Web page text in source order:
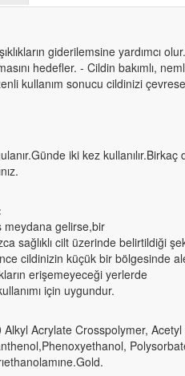
giderilemsine yardımcı
hedefler. - Cildin bakımlı,
kullanım sonucu cildinizi
iki kez
meydana gelirse,bir
sağlıklı cilt üzerinde belirtildiği
cildinizin küçük bir bölgesinde
erişemeyeceği yerlerde
için uygundur.
Acrylate Crosspolymer,